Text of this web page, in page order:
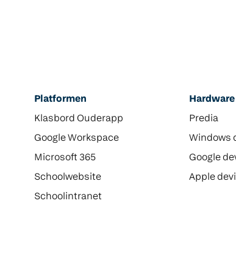
Platformen
Klasbord Ouderapp
Google Workspace
Microsoft 365
Schoolwebsite
Schoolintranet
Hardware
Predia
Windows
Google
Apple